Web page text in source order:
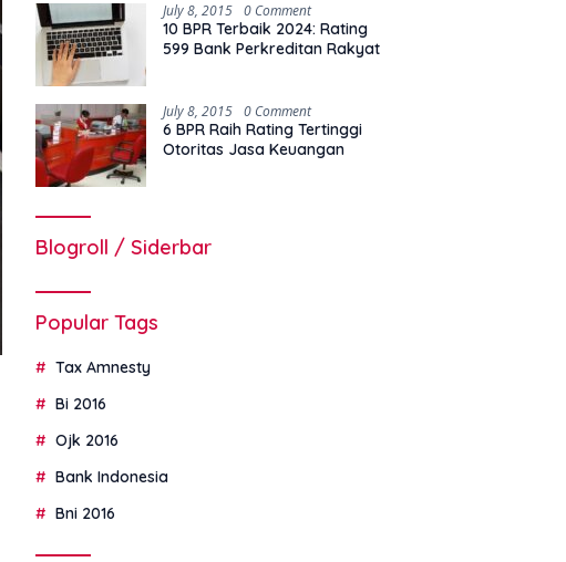
July 8, 2015 0 Comment
10 BPR Terbaik 2024: Rating
599 Bank Perkreditan Rakyat
July 8, 2015 0 Comment
6 BPR Raih Rating Tertinggi
Otoritas Jasa Keuangan
Blogroll / Siderbar
Popular Tags
Tax Amnesty
Bi 2016
Ojk 2016
Bank Indonesia
Bni 2016